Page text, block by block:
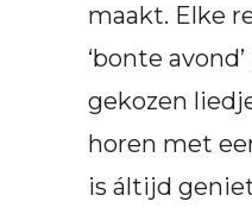
maakt. Elke
‘bonte
gekozen
horen met
is áltijd